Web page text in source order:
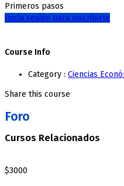
Primeros pasos
Inicia sesión para inscribirte
Course Info
Category : Ciencias
Share this course
Foro
Cursos Relacionados
$3000